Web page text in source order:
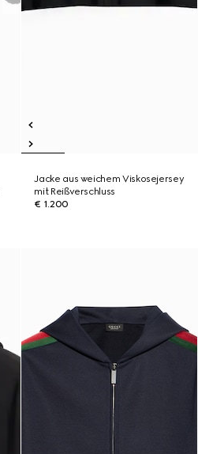
Jacke aus weichem Viskosejersey
mit Reißverschluss
€ 1.200